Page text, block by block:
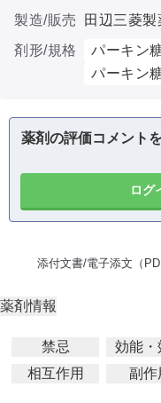
製造/販売
田辺三菱製
剤形/規格
パーキン
パーキン
薬剤の評価コメント
ログ
添付文書/電子添文（
薬剤情報
禁忌 効能・
相互作用
副作